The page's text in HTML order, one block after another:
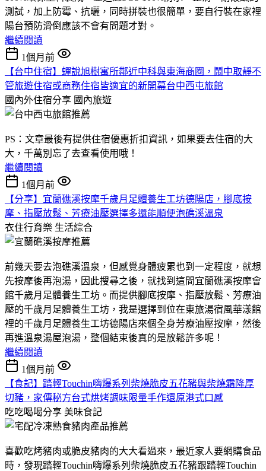
測試，加上防霉、抗曬，同時拼裝也很簡單，要自行裝在家裡
陽台預防滑倒應該不會有問題才對。
繼續閱讀
1個月前
【台中住宿】蟬說旭樹寓所鄰近中科與東海商圈，鬧中取靜不
管旅遊住宿或商務住宿皆適宜的新開幕台中西屯旅館
國內外住宿分享 國內旅遊
PS：文章最後有提供住宿優惠折扣資訊，如果要去住宿的大
大，千萬別忘了去查看使用哦！
繼續閱讀
1個月前
【分享】宜蘭礁溪按摩千歲月足體養生工坊德陽店，腳底按
摩、指壓放鬆、芳療油壓選擇多還能順便泡礁溪溫泉
衣住行育樂 生活綜合
前幾天要去泡礁溪溫泉，但感覺身體疲累也到一定程度，就想
先按摩後再泡湯，因此搜尋之後，就找到這間宜蘭礁溪按摩會
館千歲月足體養生工坊。而提供腳底按摩、指壓放鬆、芳療油
壓的千歲月足體養生工坊，我是選擇到位在東旅湯宿風華漾館
裡的千歲月足體養生工坊德陽店來個全身芳療油壓按摩，然後
再進溫泉湯屋泡湯，整個結束後真的是放鬆許多呢！
繼續閱讀
1個月前
【食記】踏輕Touchin嗨爆系列柴燒脆皮五花豬與柴燒霜降厚
切豬，家傳秘方台式烘烤調味限量手作還原港式口感
吃吃喝喝分享 美味食記
喜歡吃烤豬肉或脆皮豬肉的大大看過來，最近家人要網購食品
時，發現踏輕Touchin嗨爆系列柴燒脆皮五花豬跟踏輕Touchin